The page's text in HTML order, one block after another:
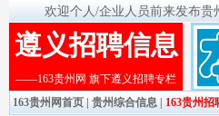
欢迎个人/企业人员前来发布贵
遵义招聘信息
——163贵州网 旗下遵义招聘专栏
163贵州网首页
贵州综合信息 163贵州招